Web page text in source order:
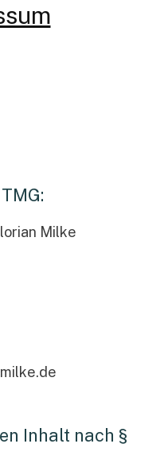
Milke
Inhalt nach §